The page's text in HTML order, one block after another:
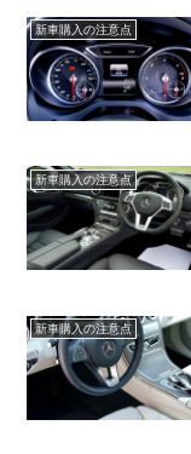
新車購入の注意点
新車購入の注意点
新車購入の注意点